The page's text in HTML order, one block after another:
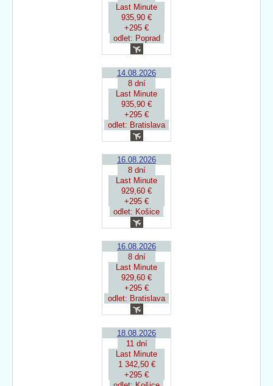
Last Minute
935,90 €
+295 €
odlet: Poprad
14.08.2026
8 dní
Last Minute
935,90 €
+295 €
odlet: Bratislava
16.08.2026
8 dní
Last Minute
929,60 €
+295 €
odlet: Košice
16.08.2026
8 dní
Last Minute
929,60 €
+295 €
odlet: Bratislava
18.08.2026
11 dní
Last Minute
1 342,50 €
+295 €